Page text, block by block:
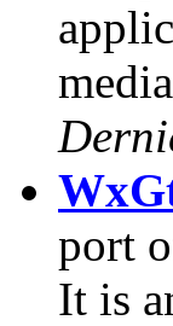
port
It is